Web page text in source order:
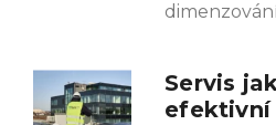
Servis